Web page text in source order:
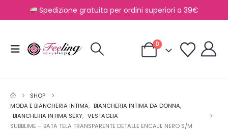
Spedizione gratuita per ordini superiori a 39€
0
SHOP
MODA E BIANCHERIA INTIMA, BIANCHERIA INTIMA DA DONNA,
BIANCHERIA INTIMA SEXY, VESTAGLIA
SUBBLIME – BATA TELA TRANSPARENTE DETALLE ENCAJE NERO S/M